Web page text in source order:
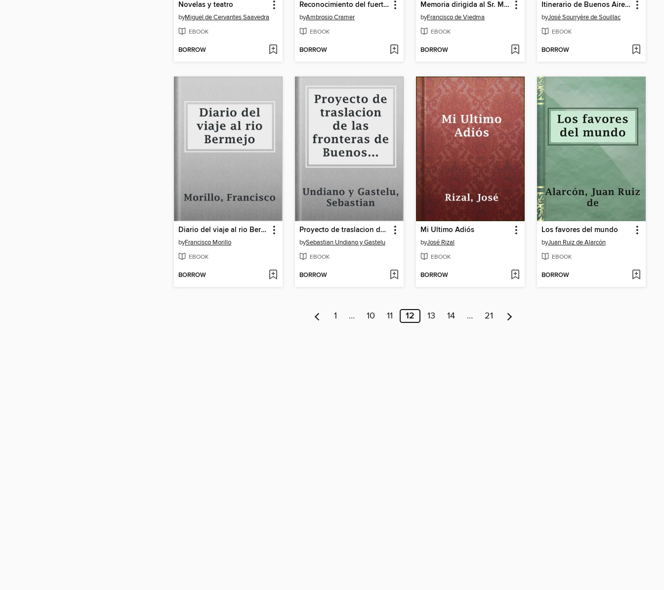
Novelas y teatro
byMiguel de Cervantes Saavedra
EBOOK
BORROW
Reconocimiento del fuerte del Carmen del Rio Negro
byAmbrosio Cramer
EBOOK
BORROW
Memoria dirigida al Sr. Marquez de Loreto, Virey y Capitan General de las Provincias del Rio de La Plata
byFrancisco de Viedma
EBOOK
BORROW
Itinerario de Buenos Aires a Cordoba
byJosé Sourryère de Souillac
EBOOK
BORROW
Diario del viaje al rio Bermejo
byFrancisco Morillo
EBOOK
BORROW
Proyecto de traslacion de las fronteras de Buenos Aires al Rio Negro y Colorado
bySebastian Undiano y Gastelu
EBOOK
BORROW
Mi Ultimo Adiós
byJosé Rizal
EBOOK
BORROW
Los favores del mundo
byJuan Ruiz de Alarcón
EBOOK
BORROW
1 … 10 11 12 13 14 … 21